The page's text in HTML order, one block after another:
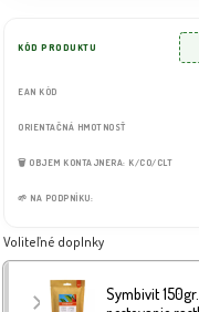
KÓD PRODUKTU
EAN KÓD
ORIENTAČNÁ HMOTNOSŤ
🗑️ OBJEM KONTAJNERA: K/CO/CLT
🌱 NA PODPNÍKU:
Voliteľné doplnky
Symbivit